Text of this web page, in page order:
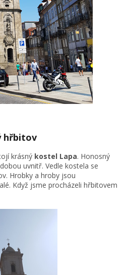
hřbitov
krásný kostel Lapa. Honosný
uvnitř. Vedle kostela se
Hrobky a hroby jsou
Když jsme procházeli hřbitovem